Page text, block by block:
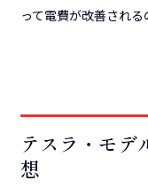
って電費が改善される
テスラ・モ
想